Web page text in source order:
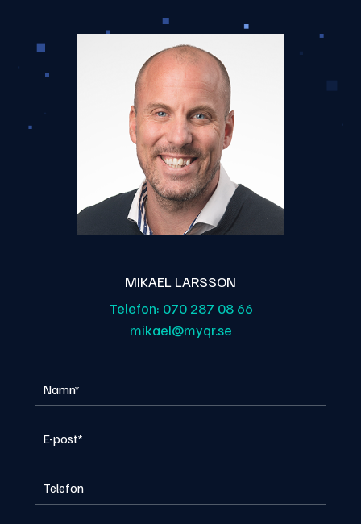
MIKAEL LARSSON
Telefon: 070 287 08 66
mikael@myqr.se